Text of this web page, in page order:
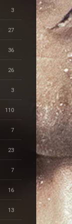
3
27
36
26
3
110
7
23
7
16
13